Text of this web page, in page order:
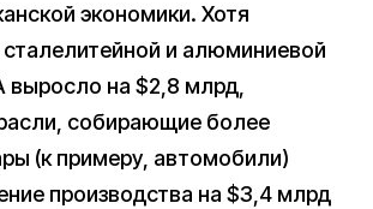
экономики. Хотя
и алюминиевой
выросло на $2,8 млрд,
собирающие более
(к примеру, автомобили)
производства на $3,4 млрд